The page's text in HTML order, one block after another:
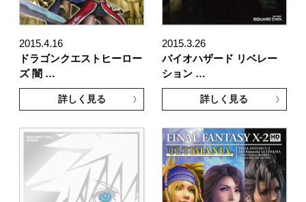
2015.4.16
ドラゴンクエストヒーロー
ズ 闇 …
詳しく見る
2015.3.26
バイオハザード リベレー
ション …
詳しく見る